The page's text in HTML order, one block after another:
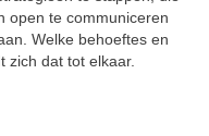
open te communiceren
Welke behoeftes en
zich dat tot elkaar.